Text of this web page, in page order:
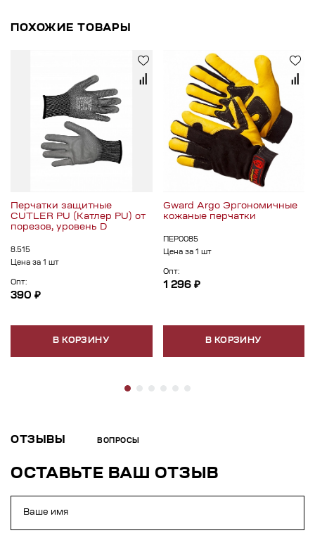
ПОХОЖИЕ ТОВАРЫ
Перчатки защитные
CUTLER PU (Катлер PU) от
порезов, уровень D
8.515
Цена за 1 шт
Опт:
390 ₽
В КОРЗИНУ
Gward Argo Эргономичные
кожаные перчатки
ПЕР0085
Цена за 1 шт
Опт:
1 296 ₽
В КОРЗИНУ
ОТЗЫВЫ ВОПРОСЫ
ОСТАВЬТЕ ВАШ ОТЗЫВ